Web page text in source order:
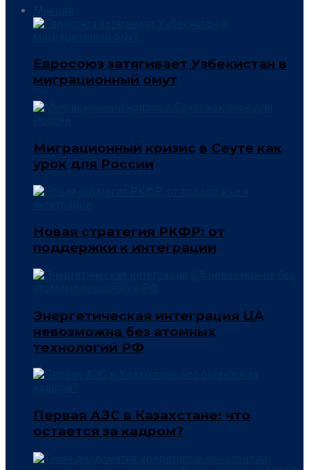
Евросоюз затягивает Узбекистан в
миграционный омут
Миграционный кризис в Сеуте как
урок для России
Новая стратегия РКФР: от
поддержки к интеграции
Энергетическая интеграция ЦА
невозможна без атомных
технологий РФ
Первая АЭС в Казахстане: что
остается за кадром?